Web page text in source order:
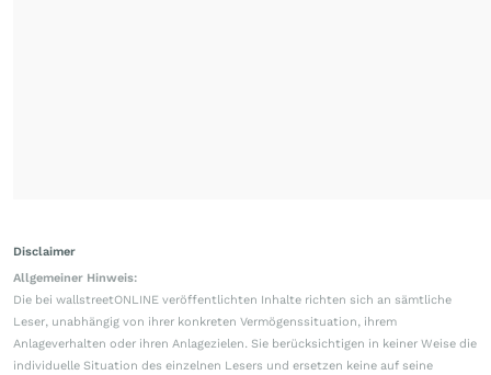
Disclaimer
Allgemeiner Hinweis:
Die bei wallstreetONLINE veröffentlichten Inhalte richten sich an sämtliche
Leser, unabhängig von ihrer konkreten Vermögenssituation, ihrem
Anlageverhalten oder ihren Anlagezielen. Sie berücksichtigen in keiner Weise die
individuelle Situation des einzelnen Lesers und ersetzen keine auf seine